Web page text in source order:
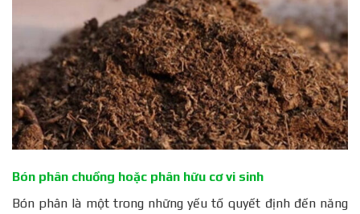
Bón phân chuồng hoặc phân hữu cơ vi sinh
Bón phân là một trong những yếu tố quyết định đến năng